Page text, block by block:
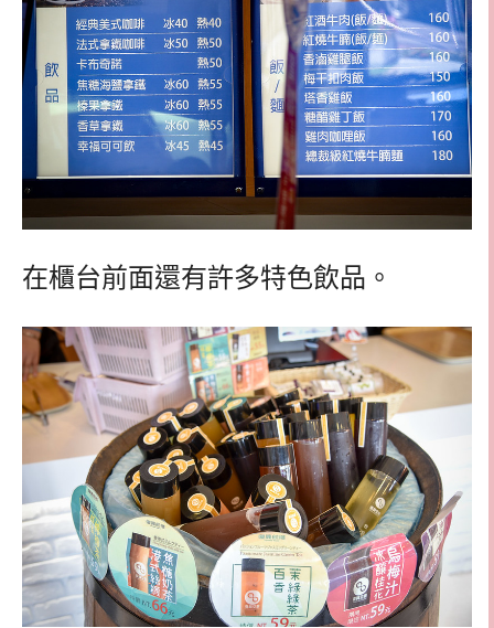
在櫃台前面還有許多特色飲品。